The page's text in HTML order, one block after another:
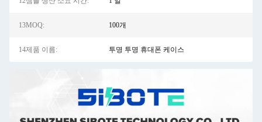
13MOQ: 100개
14제품 이름: 투명 투명 휴대폰 케이스